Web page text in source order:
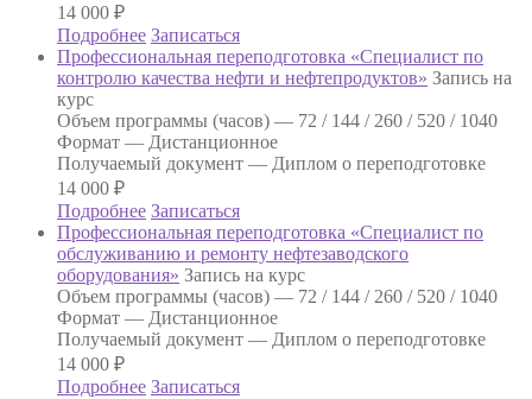
14 000 ₽
Подробнее Записаться
Профессиональная переподготовка «Специалист по
контролю качества нефти и нефтепродуктов» Запись на
курс
Объем программы (часов) — 72 / 144 / 260 / 520 / 1040
Формат — Дистанционное
Получаемый документ — Диплом о переподготовке
14 000 ₽
Подробнее Записаться
Профессиональная переподготовка «Специалист по
обслуживанию и ремонту нефтезаводского
оборудования» Запись на курс
Объем программы (часов) — 72 / 144 / 260 / 520 / 1040
Формат — Дистанционное
Получаемый документ — Диплом о переподготовке
14 000 ₽
Подробнее Записаться